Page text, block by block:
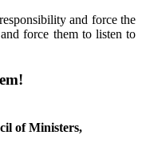
and force the
force them to listen to
of Ministers,